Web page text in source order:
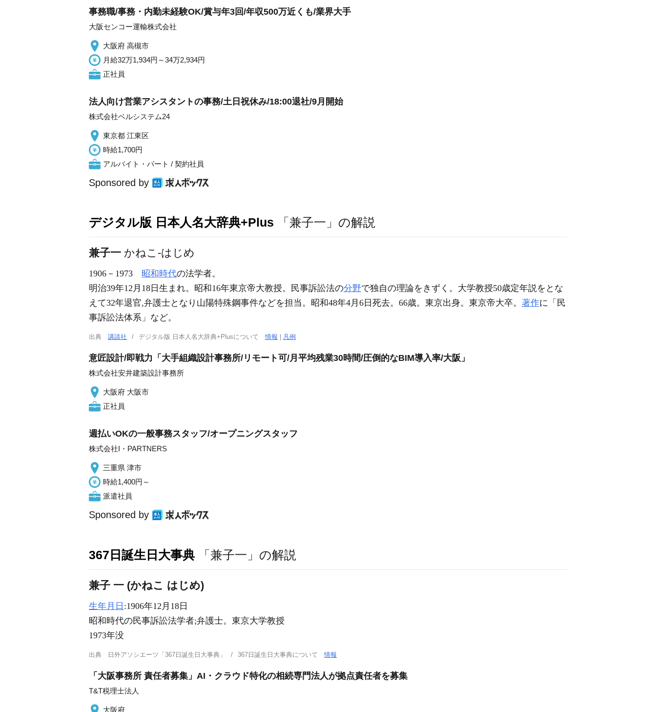
事務職/事務・内勤未経験OK/賞与年3回/年収500万近くも/業界大手
大阪センコー運輸株式会社
大阪府 高槻市
月給32万1,934円～34万2,934円
正社員
法人向け営業アシスタントの事務/土日祝休み/18:00退社/9月開始
株式会社ベルシステム24
東京都 江東区
時給1,700円
アルバイト・パート / 契約社員
Sponsored by
デジタル版 日本人名大辞典+Plus 「兼子一」の解説
兼子一 かねこ-はじめ
1906－1973 昭和時代の法学者。
明治39年12月18日生まれ。昭和16年東京帝大教授。民事訴訟法の分野で独自の理論をきずく。大学教授50歳定年説をとな
えて32年退官,弁護士となり山陽特殊鋼事件などを担当。昭和48年4月6日死去。66歳。東京出身。東京帝大卒。 著作に「民
事訴訟法体系」など。
出典 講談社 デジタル版 日本人名大辞典+Plusについて情報 凡例
意匠設計/即戦力「大手組織設計事務所/リモート可/月平均残業30時間/圧倒的なBIM導入率/大阪」
株式会社安井建築設計事務所
大阪府 大阪市
正社員
週払いOKの一般事務スタッフ/オープニングスタッフ
株式会社I・PARTNERS
三重県 津市
時給1,400円～
派遣社員
Sponsored by
367日誕生日大事典 「兼子一」の解説
兼子 一 (かねこ はじめ)
生年月日 :1906年12月18日
昭和時代の民事訴訟法学者;弁護士。東京大学教授
1973年没
出典 日外アソシエーツ「367日誕生日大事典」 367日誕生日大事典について情報
「大阪事務所 責任者募集」AI・クラウド特化の相続専門法人が拠点責任者を募集
T&T税理士法人
大阪府